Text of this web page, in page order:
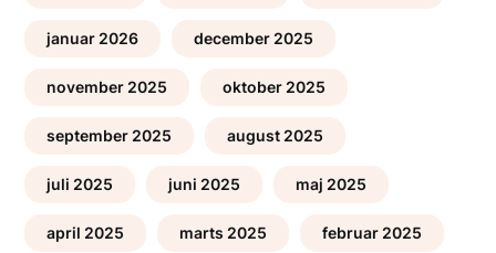
januar 2026 december 2025
november 2025 oktober 2025
september 2025 august 2025
juli 2025 juni 2025 maj 2025
april 2025 marts 2025 februar 2025